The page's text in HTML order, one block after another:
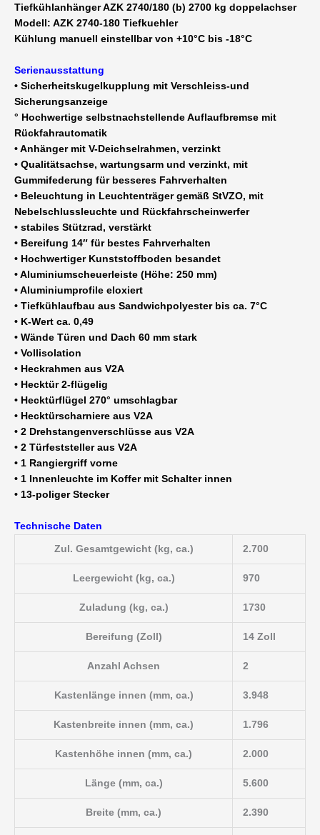
Tiefkühlanhänger AZK 2740/180 (b) 2700 kg doppelachser
Modell: AZK 2740-180 Tiefkuehler
Kühlung manuell einstellbar von +10°C bis -18°C
Serienausstattung
• Sicherheitskugelkupplung mit Verschleiss-und
Sicherungsanzeige
° Hochwertige selbstnachstellende Auflaufbremse mit
Rückfahrautomatik
• Anhänger mit V-Deichselrahmen, verzinkt
• Qualitätsachse, wartungsarm und verzinkt, mit
Gummifederung für besseres Fahrverhalten
• Beleuchtung in Leuchtenträger gemäß StVZO, mit
Nebelschlussleuchte und Rückfahrscheinwerfer
• stabiles Stützrad, verstärkt
• Bereifung 14″ für bestes Fahrverhalten
• Hochwertiger Kunststoffboden besandet
• Aluminiumscheuerleiste (Höhe: 250 mm)
• Aluminiumprofile eloxiert
• Tiefkühlaufbau aus Sandwichpolyester bis ca. 7°C
• K-Wert ca. 0,49
• Wände Türen und Dach 60 mm stark
• Vollisolation
• Heckrahmen aus V2A
• Hecktür 2-flügelig
• Hecktürflügel 270° umschlagbar
• Hecktürscharniere aus V2A
• 2 Drehstangenverschlüsse aus V2A
• 2 Türfeststeller aus V2A
• 1 Rangiergriff vorne
• 1 Innenleuchte im Koffer mit Schalter innen
• 13-poliger Stecker
Technische Daten
Zul. Gesamtgewicht (kg, ca.) 2.700
Leergewicht (kg, ca.) 970
Zuladung (kg, ca.) 1730
Bereifung (Zoll) 14 Zoll
Anzahl Achsen 2
Kastenlänge innen (mm, ca.) 3.948
Kastenbreite innen (mm, ca.) 1.796
Kastenhöhe innen (mm, ca.) 2.000
Länge (mm, ca.) 5.600
Breite (mm, ca.) 2.390